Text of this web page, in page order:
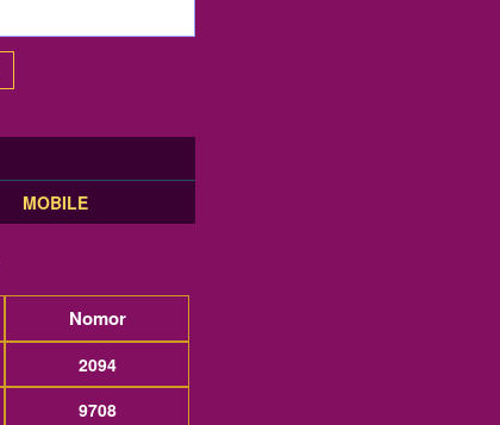
MOBILE
Nomor
2094
9708